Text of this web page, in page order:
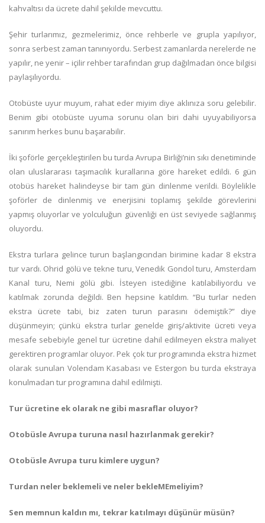
kahvaltısı da ücrete dahil şekilde mevcuttu.
Şehir turlarımız, gezmelerimiz, önce rehberle ve grupla yapılıyor,
sonra serbest zaman tanınıyordu. Serbest zamanlarda nerelerde ne
yapılır, ne yenir – içilir rehber tarafından grup dağılmadan önce bilgisi
paylaşılıyordu.
Otobüste uyur muyum, rahat eder miyim diye aklınıza soru gelebilir.
Benim gibi otobüste uyuma sorunu olan biri dahi uyuyabiliyorsa
sanırım herkes bunu başarabilir.
İki şoförle gerçekleştirilen bu turda Avrupa Birliği’nin sıkı denetiminde
olan uluslararası taşımacılık kurallarına göre hareket edildi. 6 gün
otobüs hareket halindeyse bir tam gün dinlenme verildi. Böylelikle
şoförler de dinlenmiş ve enerjisini toplamış şekilde görevlerini
yapmış oluyorlar ve yolculuğun güvenliği en üst seviyede sağlanmış
oluyordu.
Ekstra turlara gelince turun başlangıcından birimine kadar 8 ekstra
tur vardı. Ohrid gölü ve tekne turu, Venedik Gondol turu, Amsterdam
Kanal turu, Nemi gölü gibi. İsteyen istediğine katılabiliyordu ve
katılmak zorunda değildi. Ben hepsine katıldım. “Bu turlar neden
ekstra ücrete tabi, biz zaten turun parasını ödemiştik?” diye
düşünmeyin; çünkü ekstra turlar genelde giriş/aktivite ücreti veya
mesafe sebebiyle genel tur ücretine dahil edilmeyen ekstra maliyet
gerektiren programlar oluyor. Pek çok tur programında ekstra hizmet
olarak sunulan Volendam Kasabası ve Estergon bu turda ekstraya
konulmadan tur programına dahil edilmişti.
Tur ücretine ek olarak ne gibi masraflar oluyor?
Otobüsle Avrupa turuna nasıl hazırlanmak gerekir?
Otobüsle Avrupa turu kimlere uygun?
Turdan neler beklemeli ve neler bekleMEmeliyim?
Sen memnun kaldın mı, tekrar katılmayı düşünür müsün?